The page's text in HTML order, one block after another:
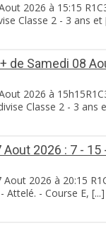
2026 à 15:15
Classe 2 - 3 ans et
de Samedi 08
2026 à
Classe 2 - 3 ans
2026 : 7 - 15
2026 à 20:15
Attelé. - Course E, [...]